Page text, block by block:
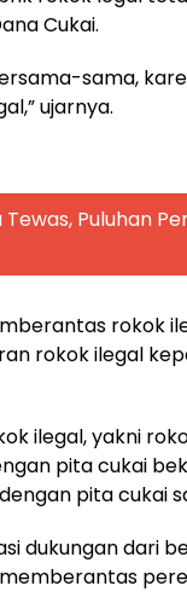
Cukai.
sama,
ujarnya.
Puluhan
rokok
rokok ilegal
ilegal, yakni
pita cukai
pita cukai
dukungan dari